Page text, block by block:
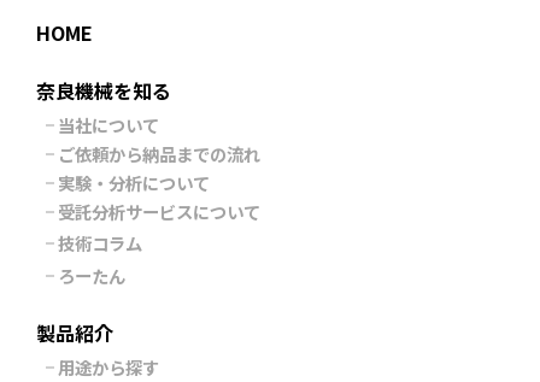
HOME
奈良機械を知る
当社について
ご依頼から納品までの流れ
実験・分析について
受託分析サービスについて
技術コラム
ろーたん
製品紹介
用途から探す